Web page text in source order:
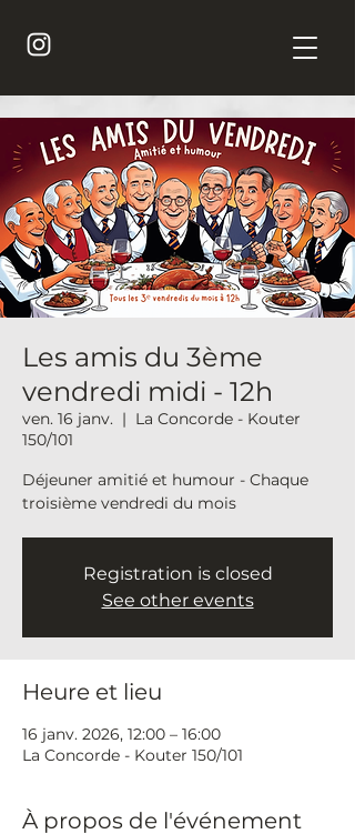
Les amis du 3ème
vendredi midi - 12h
ven. 16 janv.
  |
La Concorde - Kouter
150/101
Déjeuner amitié et humour - Chaque
troisième vendredi du mois
Registration is closed
See other events
Heure et lieu
16 janv. 2026, 12:00 – 16:00
La Concorde - Kouter 150/101
À propos de l'événement